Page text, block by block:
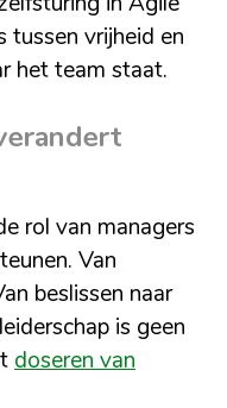
tussen vrijheid en
het team staat.
rol van managers
Van
beslissen naar
is geen
doseren van